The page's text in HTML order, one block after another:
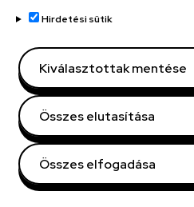
Dolgozói adatmódosítás
telefonkönyvében|Külső
DE telefonkönyvében|
Hirdetési sütik
Kiválasztottak mentése
Összes elutasítása
Összes elfogadása